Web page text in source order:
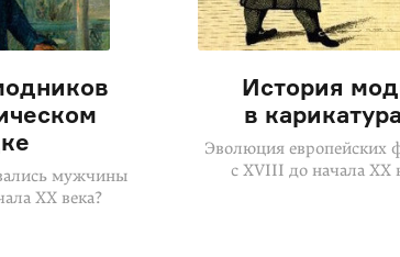
мужчины
XX века?
История
в
Эволюция европейских
с XVIII до начала XX